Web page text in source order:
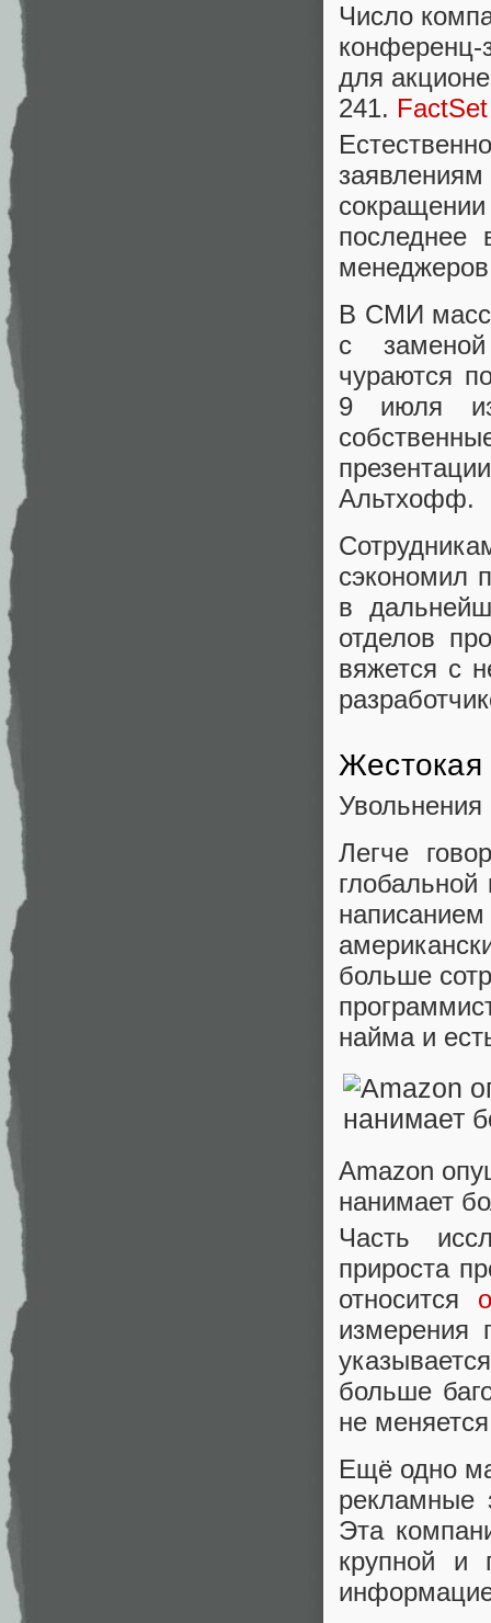
Число
конференц-
для
241. FactSet
менеджеров
В СМИ
с
чураются
9 июля
Альтхофф.
сэкономил
в
отделов
вяжется с
Жестокая
Легче
больше
найма и
Amazon
нанимает
Часть
прироста
относится
измерения
больше
не
Ещё одно
рекламные
Эта
крупной и